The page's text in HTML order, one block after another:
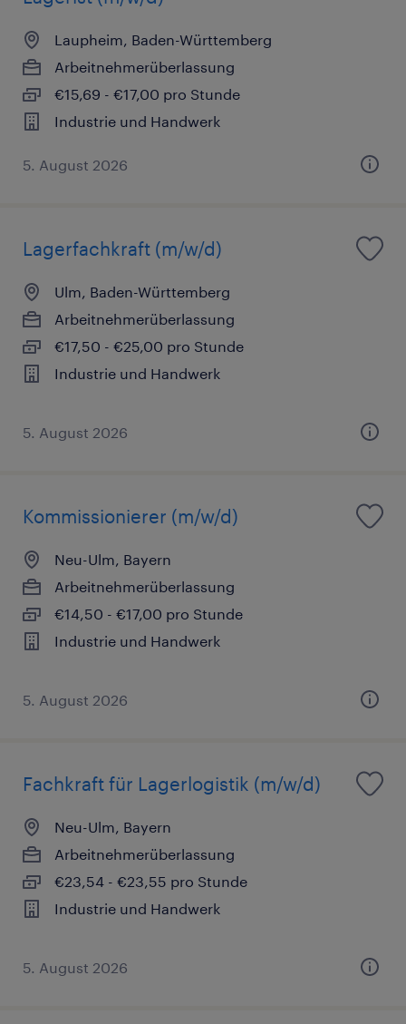
Laupheim, Baden-Württemberg
Arbeitnehmerüberlassung
€15,69 - €17,00 pro Stunde
Industrie und Handwerk
5. August 2026
Lagerfachkraft (m/w/d)
Ulm, Baden-Württemberg
Arbeitnehmerüberlassung
€17,50 - €25,00 pro Stunde
Industrie und Handwerk
5. August 2026
Kommissionierer (m/w/d)
Neu-Ulm, Bayern
Arbeitnehmerüberlassung
€14,50 - €17,00 pro Stunde
Industrie und Handwerk
5. August 2026
Fachkraft für Lagerlogistik (m/w/d)
Neu-Ulm, Bayern
Arbeitnehmerüberlassung
€23,54 - €23,55 pro Stunde
Industrie und Handwerk
5. August 2026